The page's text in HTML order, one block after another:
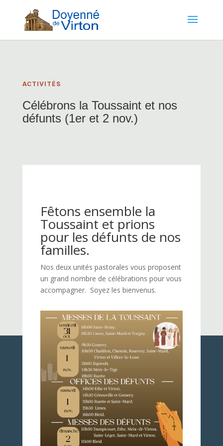
ACTIVITÉS
Célébrons la Toussaint et nos
défunts (1er et 2 nov.)
Fêtons ensemble la
Toussaint et prions
pour les défunts de nos
familles.
Nos deux unités pastorales vous proposent
un grand nombre de célébrations pour vous
accompagner. Soyez les bienvenus.